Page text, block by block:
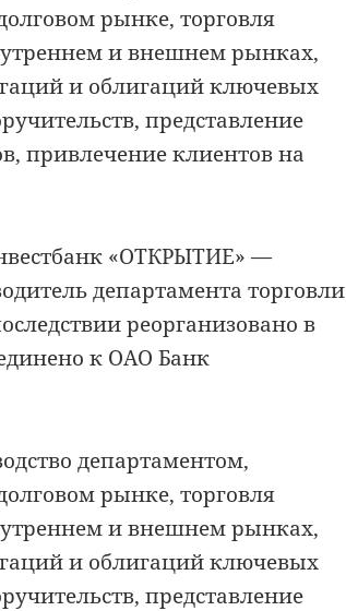
рынке, торговля
и внешнем рынках,
и облигаций ключевых
представление
привлечение клиентов на
«ОТКРЫТИЕ» —
департамента торговли
реорганизовано в
к ОАО Банк
департаментом,
рынке, торговля
и внешнем рынках,
и облигаций ключевых
представление